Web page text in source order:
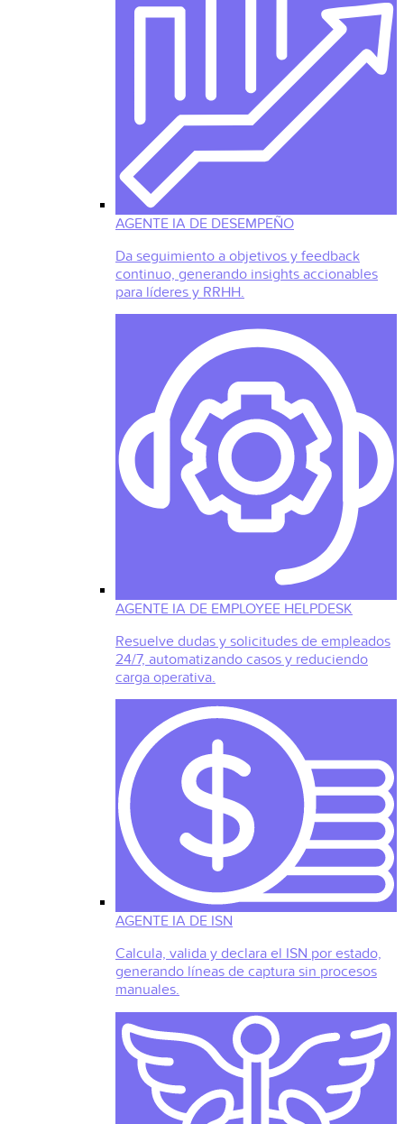
AGENTE IA DE DESEMPEÑO
Da seguimiento a objetivos y feedback
continuo, generando insights accionables
para líderes y RRHH.
AGENTE IA DE EMPLOYEE HELPDESK
Resuelve dudas y solicitudes de empleados
24/7, automatizando casos y reduciendo
carga operativa.
AGENTE IA DE ISN
Calcula, valida y declara el ISN por estado,
generando líneas de captura sin procesos
manuales.